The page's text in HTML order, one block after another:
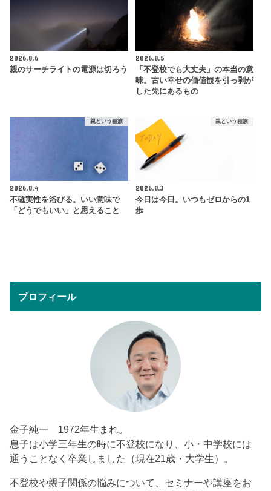
2026.8.6
親のサーチライトの電源は切ろう
2026.8.5
「不登校でも大丈夫」の本当の意
味。古い幸せの価値観を引っ剥が
した先にあるもの
親という種族
2026.8.4
不確実性を浴びる。いい意味で
「どうでもいい」と思えること
親という種族
2026.8.3
今日は今日。いつもゼロからの1
歩
プロフィール
金子純一 1972年生まれ。
息子は小学三年生の時に不登校になり、小・中学校には
通うことなく卒業しました（現在21歳・大学生）。
不登校や親子関係の悩みについて、セミナーや講座をお